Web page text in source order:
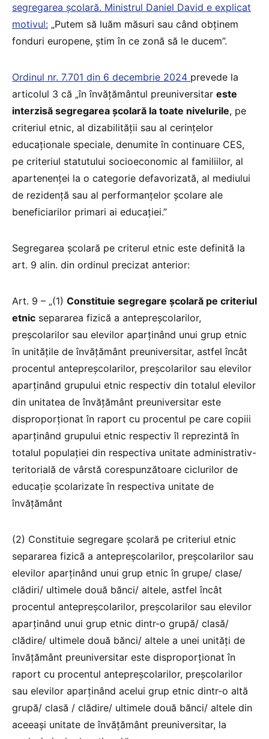
segregarea școlară. Ministrul Daniel David e explicat
motivul: „Putem să luăm măsuri sau când obținem
fonduri europene, știm în ce zonă să le ducem”.
Ordinul nr. 7.701 din 6 decembrie 2024 prevede la
articolul 3 că „în învățământul preuniversitar este
interzisă segregarea școlară la toate nivelurile, pe
criteriul etnic, al dizabilității sau al cerințelor
educaționale speciale, denumite în continuare CES,
pe criteriul statutului socioeconomic al familiilor, al
apartenenței la o categorie defavorizată, al mediului
de rezidență sau al performanțelor școlare ale
beneficiarilor primari ai educației.”
Segregarea școlară pe criterul etnic este definită la
art. 9 alin. din ordinul precizat anterior:
Art. 9 – „(1) Constituie segregare școlară pe criteriul
etnic separarea fizică a antepreșcolarilor,
preșcolarilor sau elevilor aparținând unui grup etnic
în unitățile de învățământ preuniversitar, astfel încât
procentul antepreșcolarilor, preșcolarilor sau elevilor
aparținând grupului etnic respectiv din totalul elevilor
din unitatea de învățământ preuniversitar este
disproporționat în raport cu procentul pe care copiii
aparținând grupului etnic respectiv îl reprezintă în
totalul populației din respectiva unitate administrativ-
teritorială de vârstă corespunzătoare ciclurilor de
educație școlarizate în respectiva unitate de
învățământ
(2) Constituie segregare școlară pe criteriul etnic
separarea fizică a antepreșcolarilor, preșcolarilor sau
elevilor aparținând unui grup etnic în grupe/ clase/
clădiri/ ultimele două bănci/ altele, astfel încât
procentul antepreșcolarilor, preșcolarilor sau elevilor
aparținând unui grup etnic dintr-o grupă/ clasă/
clădire/ ultimele două bănci/ altele a unei unități de
învățământ preuniversitar este disproporționat în
raport cu procentul antepreșcolarilor, preșcolarilor
sau elevilor aparținând acelui grup etnic dintr-o altă
grupă/ clasă / clădire/ ultimele două bănci/ altele din
aceeași unitate de învățământ preuniversitar, la